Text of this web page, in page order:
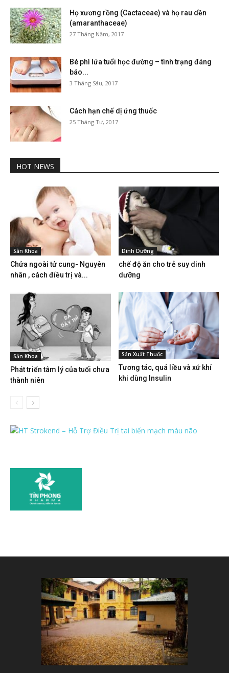
Họ xương rồng (Cactaceae) và họ rau dền
(amaranthaceae)
27 Tháng Năm, 2017
Bé phì lứa tuổi học đường – tình trạng đáng
báo...
3 Tháng Sáu, 2017
Cách hạn chế dị ứng thuốc
25 Tháng Tư, 2017
HOT NEWS
Sản Khoa
Chửa ngoài tử cung- Nguyên
nhân , cách điều trị và...
Dinh Dưỡng
chế độ ăn cho trẻ suy dinh
dưỡng
Sản Khoa
Phát triển tâm lý của tuổi chưa
thành niên
Sản Xuất Thuốc
Tương tác, quá liều và xứ khí
khi dùng Insulin